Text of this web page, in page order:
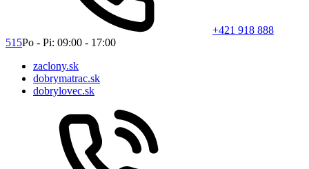
+421 918 888
515Po - Pi: 09:00 - 17:00
zaclony.sk
dobrymatrac.sk
dobrylovec.sk